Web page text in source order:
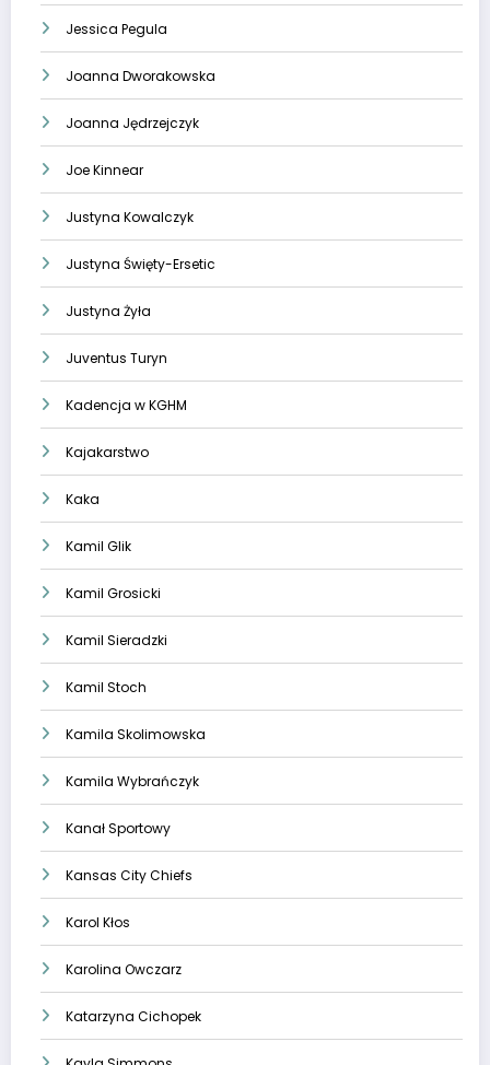
Jessica Pegula
Joanna Dworakowska
Joanna Jędrzejczyk
Joe Kinnear
Justyna Kowalczyk
Justyna Święty-Ersetic
Justyna Żyła
Juventus Turyn
Kadencja w KGHM
Kajakarstwo
Kaka
Kamil Glik
Kamil Grosicki
Kamil Sieradzki
Kamil Stoch
Kamila Skolimowska
Kamila Wybrańczyk
Kanał Sportowy
Kansas City Chiefs
Karol Kłos
Karolina Owczarz
Katarzyna Cichopek